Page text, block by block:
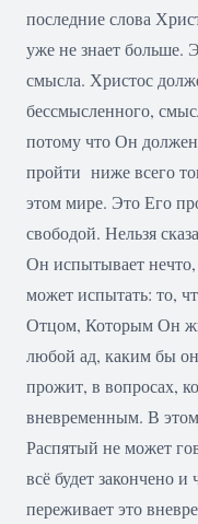
последние слова
уже не знает больше.
смысла. Христос
бессмысленного,
потому что Он
пройти ниже всего
этом мире. Это Его
свободой. Нельзя
Он испытывает нечто,
может испытать: то,
Отцом, Которым Он
любой ад, каким бы
прожит, в вопросах,
вневременным. В
Распятый не может
всё будет закончено
переживает это